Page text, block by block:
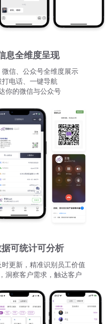
息全维度呈现
微信、公众号全维度展示
打电话、一键导航
你的微信与公众号
可统计可分析
时更新，精准识别员工价值
洞察客户需求，触达客户